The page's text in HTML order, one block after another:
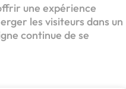
une expérience
les visiteurs dans un
continue de se